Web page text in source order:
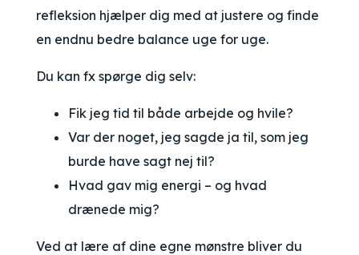
refleksion hjælper dig med at justere og finde
en endnu bedre balance uge for uge.
Du kan fx spørge dig selv:
Fik jeg tid til både arbejde og hvile?
Var der noget, jeg sagde ja til, som jeg
burde have sagt nej til?
Hvad gav mig energi – og hvad
drænede mig?
Ved at lære af dine egne mønstre bliver du